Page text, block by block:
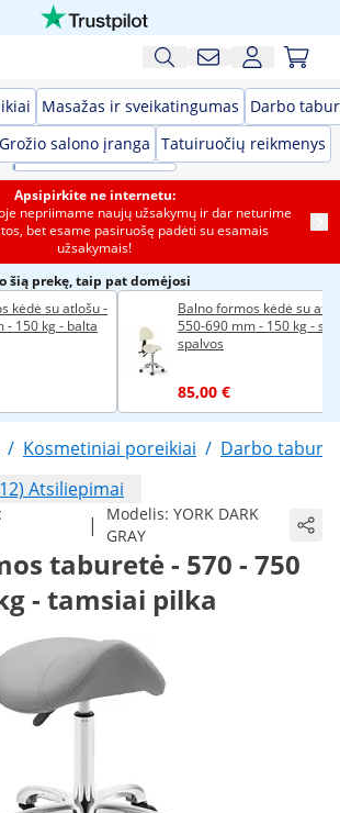
Masažas ir sveikatingumas
Darbo
Grožio salono įranga Tatuiruočių reikmenys
Apsipirkite ne internetu:
nepriimame naujų užsakymų ir dar neturime
bet esame pasiruošę padėti su esamais
užsakymais!
šią prekę, taip pat domėjosi
kėdė su atlošu -
- 150 kg - balta
Balno formos kėdė su
550-690 mm - 150 kg -
spalvos
85,00 €
/ Kosmetiniai poreikiai / Darbo
Atsiliepimai
| Modelis:YORK DARK
GRAY
taburetė - 570 - 750
- tamsiai pilka